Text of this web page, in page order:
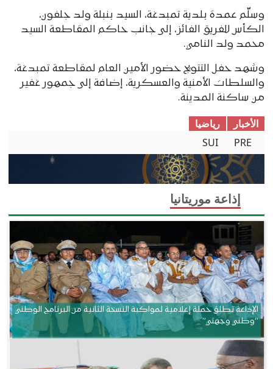
وسلّم عمدة بلدية تمبدغة، السيد بنبلة ولد جلفون،
الكأس للفريق الفائز، إلى جانب حاكم المقاطعة السيد
محمد ولد النامي.
وشهد حفل التتويج حضور الأمين العام لمقاطعة تمبدغة،
والسلطات الأمنية والعسكرية، إضافة إلى جمهور غفير
من ساكنة المدينة.
الأخبار
ریاضیا
PRE
SUI
إذاعة موريتانيا
الإذاعة تطلق حملة إعلامية لمواكبة النسخة الثانية من البرنامج الوطني
“وطني وجهتي”